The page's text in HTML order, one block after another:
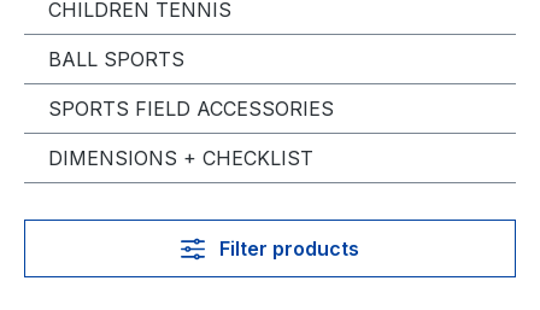
CHILDREN TENNIS
BALL SPORTS
SPORTS FIELD ACCESSORIES
DIMENSIONS + CHECKLIST
Filter products